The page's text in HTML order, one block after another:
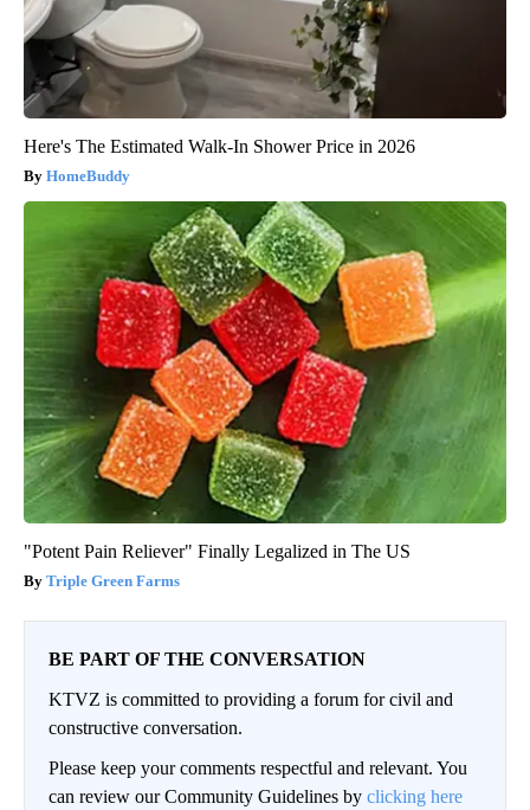
Here's The Estimated Walk-In Shower Price in 2026
HomeBuddy
"Potent Pain Reliever" Finally Legalized in The US
Triple Green Farms
BE PART OF THE CONVERSATION
KTVZ is committed to providing a forum for civil and
constructive conversation.
Please keep your comments respectful and relevant. You
can review our Community Guidelines by clicking here